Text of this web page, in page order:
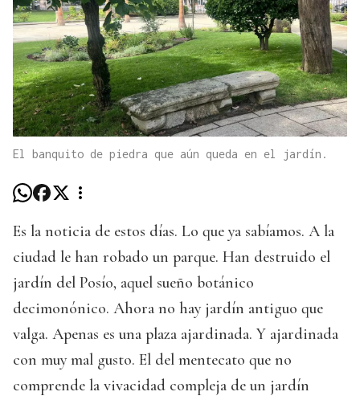
El banquito de piedra que aún queda en el jardín.
Es la noticia de estos días. Lo que ya sabíamos. A la
ciudad le han robado un parque. Han destruido el
jardín del Posío, aquel sueño botánico
decimonónico. Ahora no hay jardín antiguo que
valga. Apenas es una plaza ajardinada. Y ajardinada
con muy mal gusto. El del mentecato que no
comprende la vivacidad compleja de un jardín